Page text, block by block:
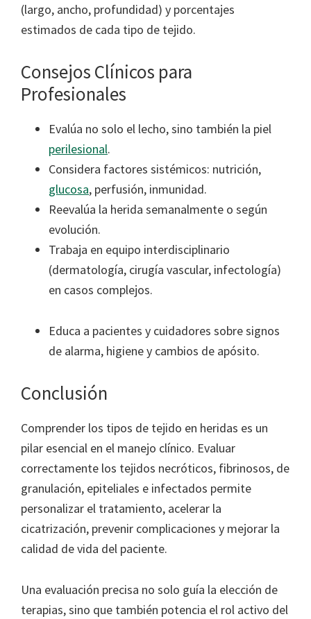
(largo, ancho, profundidad) y porcentajes
estimados de cada tipo de tejido.
Consejos Clínicos para
Profesionales
Evalúa no solo el lecho, sino también la piel
perilesional.
Considera factores sistémicos: nutrición,
glucosa, perfusión, inmunidad.
Reevalúa la herida semanalmente o según
evolución.
Trabaja en equipo interdisciplinario
(dermatología, cirugía vascular, infectología)
en casos complejos.
Educa a pacientes y cuidadores sobre signos
de alarma, higiene y cambios de apósito.
Conclusión
Comprender los tipos de tejido en heridas es un
pilar esencial en el manejo clínico. Evaluar
correctamente los tejidos necróticos, fibrinosos, de
granulación, epiteliales e infectados permite
personalizar el tratamiento, acelerar la
cicatrización, prevenir complicaciones y mejorar la
calidad de vida del paciente.
Una evaluación precisa no solo guía la elección de
terapias, sino que también potencia el rol activo del